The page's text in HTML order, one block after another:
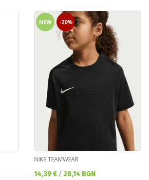
NEW -20%
NIKE TEAMWEAR
Текуща цена:
14,39 € / 28,14 BGN